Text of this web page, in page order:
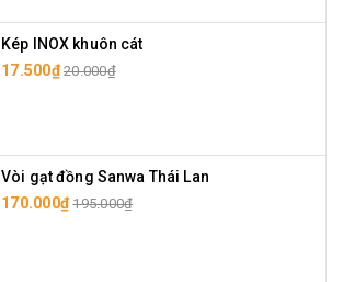
Kép INOX khuôn cát
17.500₫ 20.000₫
Vòi gạt đồng Sanwa Thái Lan
170.000₫ 195.000₫